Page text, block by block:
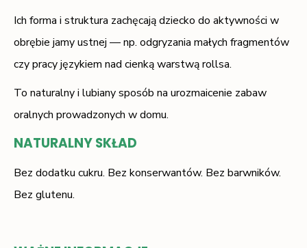
Ich forma i struktura zachęcają dziecko do aktywności w
obrębie jamy ustnej — np. odgryzania małych fragmentów
czy pracy językiem nad cienką warstwą rollsa.
To naturalny i lubiany sposób na urozmaicenie zabaw
oralnych prowadzonych w domu.
NATURALNY SKŁAD
Bez dodatku cukru. Bez konserwantów. Bez barwników.
Bez glutenu.